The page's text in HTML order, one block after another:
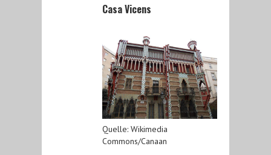
Casa Vicens
Quelle: Wikimedia
Commons/Canaan